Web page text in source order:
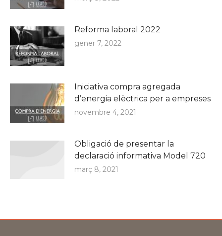
Reforma laboral 2022
gener 7, 2022
Iniciativa compra agregada
d’energia elèctrica per a empreses
novembre 4, 2021
Obligació de presentar la
declaració informativa Model 720
març 8, 2021